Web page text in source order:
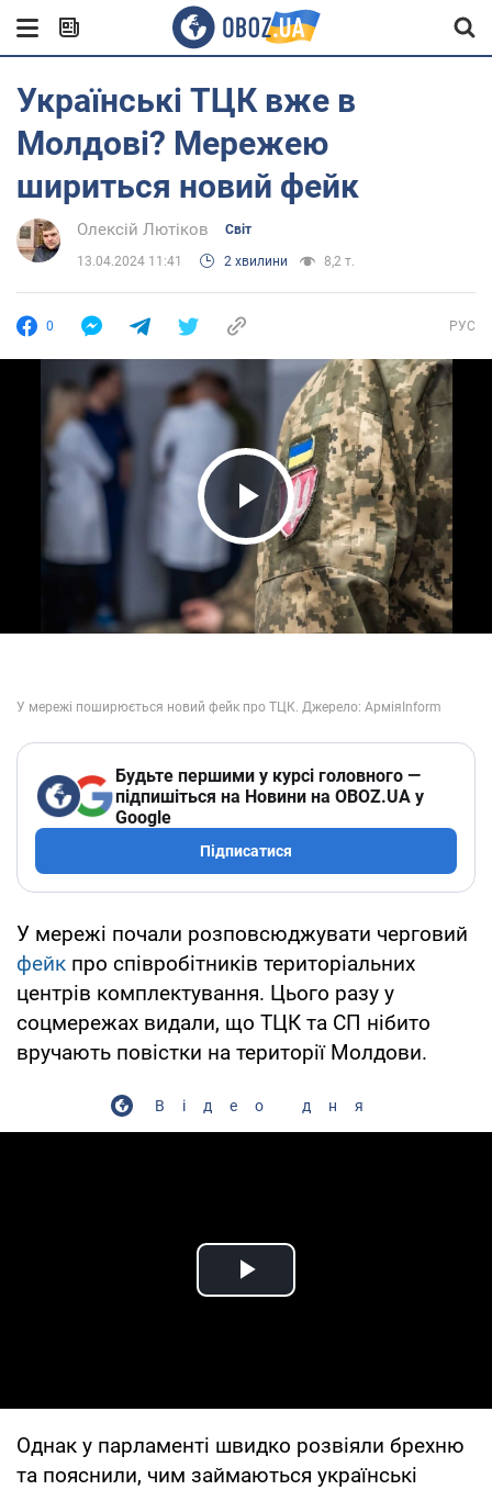
Українські ТЦК вже в
Молдові? Мережею
шириться новий фейк
Олексій Лютіков Світ
13.04.2024 11:41 2 хвилини 8,2 т.
0 РУС
Play Video
Будьте першими у курсі головного —
підпишіться на Новини на OBOZ.UA у
Google
Підписатися
У мережі почали розповсюджувати черговий
фейк про співробітників територіальних
центрів комплектування. Цього разу у
соцмережах видали, що ТЦК та СП нібито
вручають повістки на території Молдови.
Відео дня
Play Video
Однак у парламенті швидко розвіяли брехню
та пояснили, чим займаються українські